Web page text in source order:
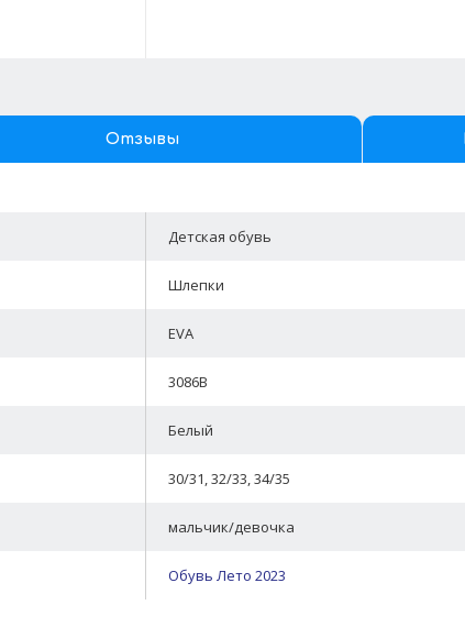
Отзывы
Детская обувь
Шлепки
EVA
3086B
Белый
30/31, 32/33, 34/35
мальчик/девочка
Обувь Лето 2023